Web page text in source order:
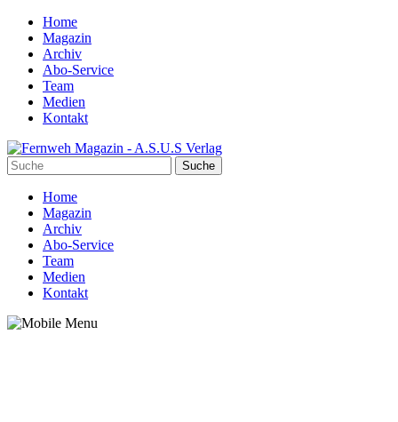
Home
Magazin
Archiv
Abo-Service
Team
Medien
Kontakt
Home
Magazin
Archiv
Abo-Service
Team
Medien
Kontakt